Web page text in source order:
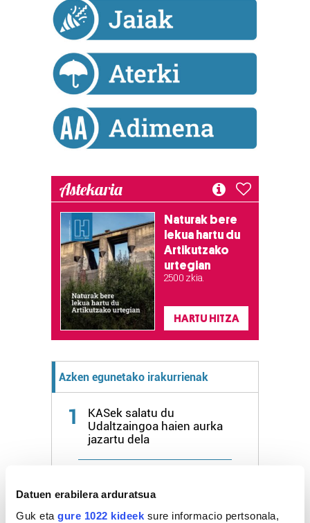
Datuen erabilera arduratsua
Guk eta gure 1022 kideek sure informacio pertsonala,
Astekaria
Naturak bere
lekua hartu du
Artikutzako
urtegian
2.500 zkia.
HARTU HITZA
Azken egunetako irakurrienak
1
KASek salatu du
Udaltzaingoa haien aurka
jazartu dela